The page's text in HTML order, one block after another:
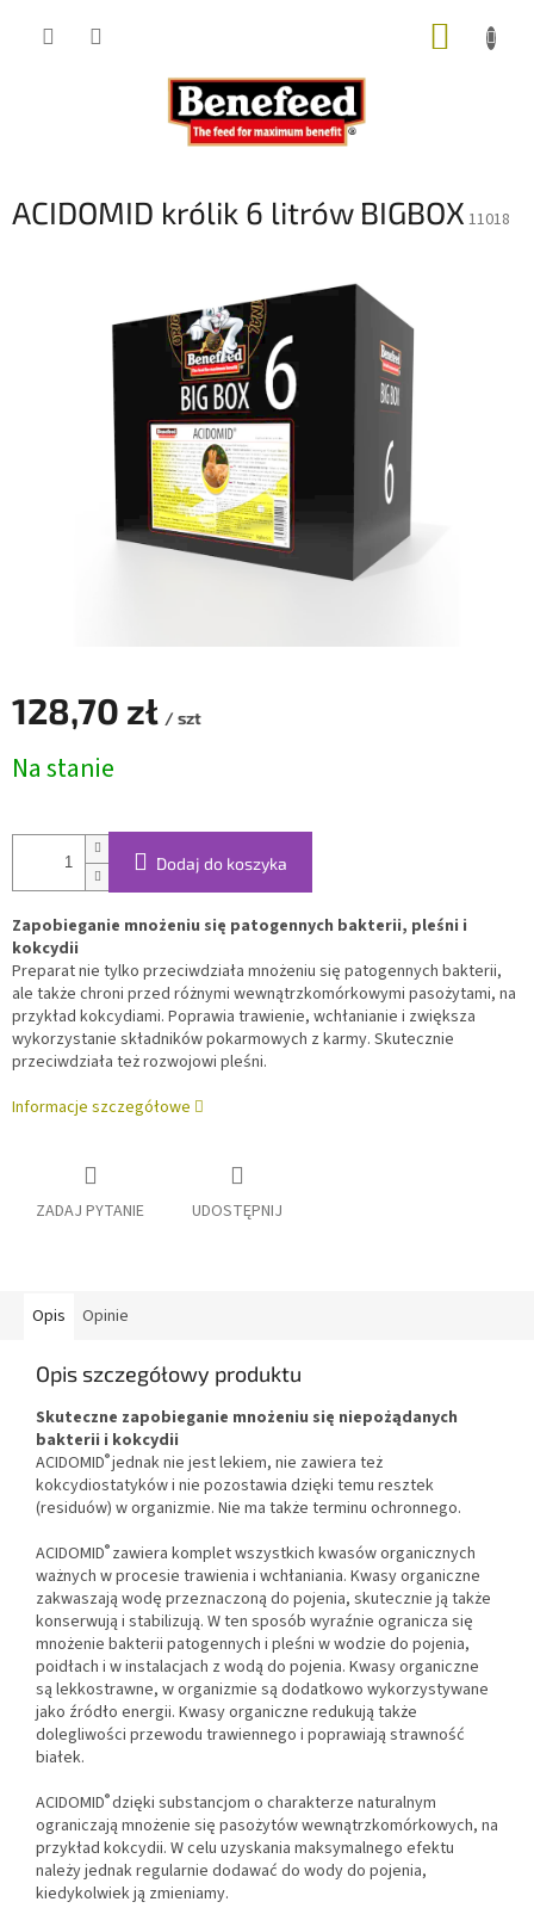
ACIDOMID królik 6 litrów BIGBOX 11018
128,70 zł / szt
jednostkowa:
Na stanie
Dodaj do koszyka
Zapobieganie mnożeniu się patogennych bakterii, pleśni i
kokcydii
Preparat nie tylko przeciwdziała mnożeniu się patogennych bakterii,
ale także chroni przed różnymi wewnątrzkomórkowymi pasożytami, na
przykład kokcydiami. Poprawia trawienie, wchłanianie i zwiększa
wykorzystanie składników pokarmowych z karmy. Skutecznie
przeciwdziała też rozwojowi pleśni.
Informacje szczegółowe
ZADAJ PYTANIE UDOSTĘPNIJ
Opis Opinie
Opis szczegółowy produktu
Skuteczne zapobieganie mnożeniu się niepożądanych
bakterii i kokcydii
ACIDOMID®jednak nie jest lekiem, nie zawiera też
kokcydiostatyków i nie pozostawia dzięki temu resztek
(residuów) w organizmie. Nie ma także terminu ochronnego.
ACIDOMID® zawiera komplet wszystkich kwasów organicznych
ważnych w procesie trawienia i wchłaniania. Kwasy organiczne
zakwaszają wodę przeznaczoną do pojenia, skutecznie ją także
konserwują i stabilizują. W ten sposób wyraźnie ogranicza się
mnożenie bakterii patogennych i pleśni w wodzie do pojenia,
poidłach i w instalacjach z wodą do pojenia. Kwasy organiczne
są lekkostrawne, w organizmie są dodatkowo wykorzystywane
jako źródło energii. Kwasy organiczne redukują także
dolegliwości przewodu trawiennego i poprawiają strawność
białek.
ACIDOMID®dzięki substancjom o charakterze naturalnym
ograniczają mnożenie się pasożytów wewnątrzkomórkowych, na
przykład kokcydii. W celu uzyskania maksymalnego efektu
należy jednak regularnie dodawać do wody do pojenia,
kiedykolwiek ją zmieniamy.